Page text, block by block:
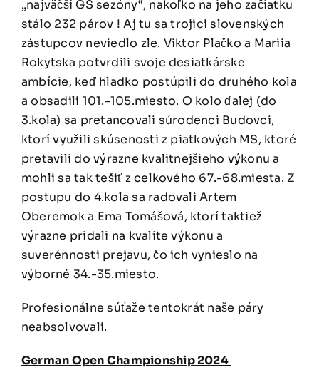
„najväčší GS sezóny“, nakoľko na jeho začiatku
stálo 232 párov ! Aj tu sa trojici slovenských
zástupcov neviedlo zle. Viktor Plačko a Mariia
Rokytska potvrdili svoje desiatkárske
ambície, keď hladko postúpili do druhého kola
a obsadili 101.-105.miesto. O kolo ďalej (do
3.kola) sa pretancovali súrodenci Budovci,
ktorí využili skúsenosti z piatkových MS, ktoré
pretavili do výrazne kvalitnejšieho výkonu a
mohli sa tak tešiť z celkového 67.-68.miesta. Z
postupu do 4.kola sa radovali Artem
Oberemok a Ema Tomášová, ktorí taktiež
výrazne pridali na kvalite výkonu a
suverénnosti prejavu, čo ich vynieslo na
výborné 34.-35.miesto.
Profesionálne súťaže tentokrát naše páry
neabsolvovali.
German Open Championship 2024